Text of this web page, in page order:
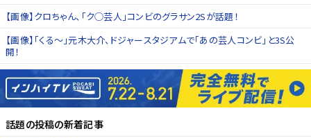
【画像】クロちゃん、「ク◯芸人」コンビのグラサン2Sが話題！
【画像】「くる～」元木大介、ドジャースタジアムで「あの芸人コンビ」と3S公
開！
話題の投稿の新着記事